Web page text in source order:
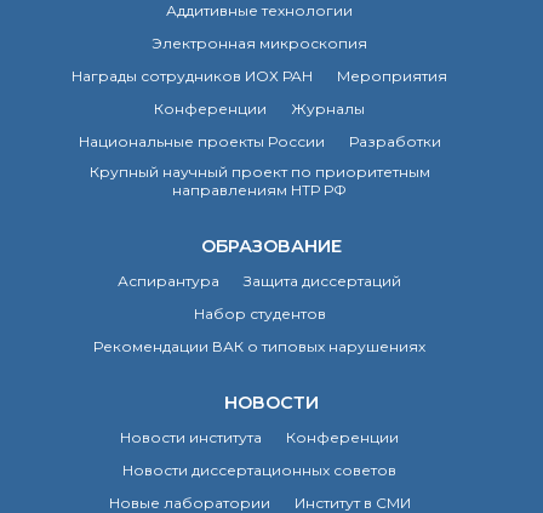
Защита диссертаций
Набор студентов
Рекомендации ВАК
Новости института
Новые лаборатории
Аддитивные технологии
Электронная микроскопия
Награды сотрудников ИОХ РАН
Мероприятия
Конференции
Журналы
Национальные проекты России
Разработки
Крупный научный проект по приоритетным
направлениям НТР РФ
ОБРАЗОВАНИЕ
Аспирантура
Защита диссертаций
Набор студентов
Рекомендации ВАК о типовых нарушениях
НОВОСТИ
Новости института
Конференции
Новости диссертационных советов
Новые лаборатории
Институт в СМИ